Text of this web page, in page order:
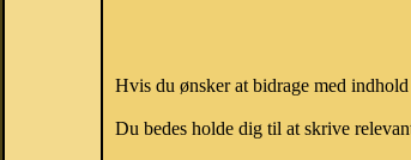
Hvis du ønsker at bidrage med
Du bedes holde dig til at skrive